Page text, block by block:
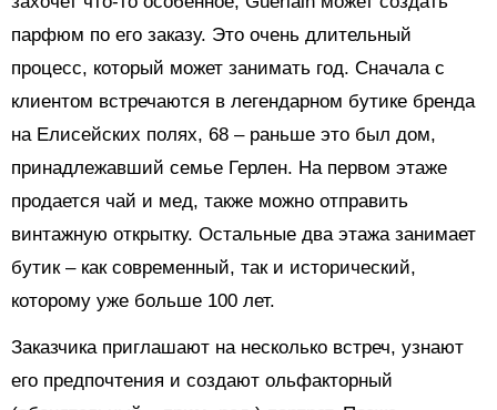
парфюм по его заказу. Это очень длительный
процесс, который может занимать год. Сначала с
клиентом встречаются в легендарном бутике бренда
на Елисейских полях, 68 – раньше это был дом,
принадлежавший семье Герлен. На первом этаже
продается чай и мед, также можно отправить
винтажную открытку. Остальные два этажа занимает
бутик – как современный, так и исторический,
которому уже больше 100 лет.
Заказчика приглашают на несколько встреч, узнают
его предпочтения и создают ольфакторный